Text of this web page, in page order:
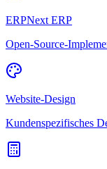
ERPNext ERP
Open-Source-
Website-Design
Kundenspezifisches